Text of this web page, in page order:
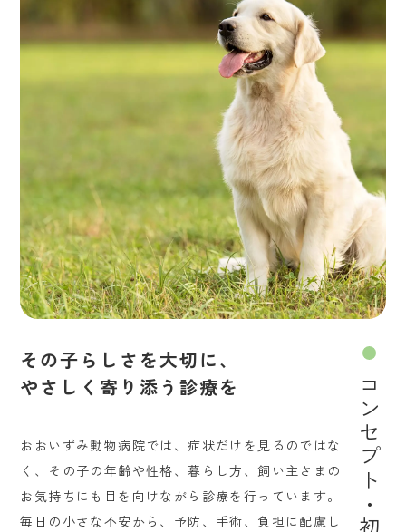
その子らしさを大切に、
やさしく寄り添う診療を
おおいずみ動物病院では、症状だけを見るのではな
く、その子の年齢や性格、暮らし方、飼い主さまの
お気持ちにも目を向けながら診療を行っています。
毎日の小さな不安から、予防、手術、負担に配慮し